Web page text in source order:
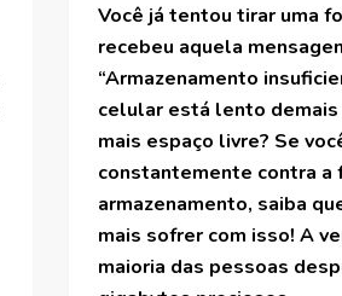
Você já tentou tirar uma
recebeu aquela
“Armazenamento
celular está lento
mais espaço livre? Se
constantemente contra a
armazenamento, saiba
mais sofrer com isso! A
maioria das pessoas